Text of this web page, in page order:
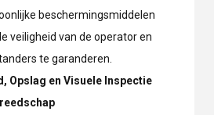
beschermingsmiddelen
veiligheid van de operator en
te garanderen.
Opslag en Visuele Inspectie